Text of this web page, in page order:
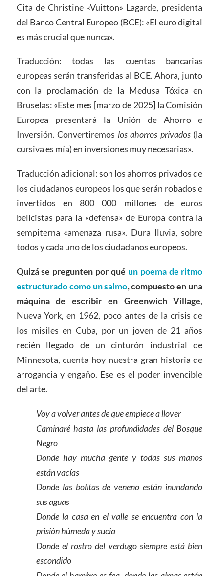
Cita de Christine «Vuitton» Lagarde, presidenta
del Banco Central Europeo (BCE): «El euro digital
es más crucial que nunca».
Traducción: todas las cuentas bancarias
europeas serán transferidas al BCE. Ahora, junto
con la proclamación de la Medusa Tóxica en
Bruselas: «Este mes [marzo de 2025] la Comisión
Europea presentará la Unión de Ahorro e
Inversión. Convertiremos los ahorros privados (la
cursiva es mía) en inversiones muy necesarias».
Traducción adicional: son los ahorros privados de
los ciudadanos europeos los que serán robados e
invertidos en 800 000 millones de euros
belicistas para la «defensa» de Europa contra la
sempiterna «amenaza rusa». Dura lluvia, sobre
todos y cada uno de los ciudadanos europeos.
Quizá se pregunten por qué un poema de ritmo
estructurado como un salmo, compuesto en una
máquina de escribir en Greenwich Village,
Nueva York, en 1962, poco antes de la crisis de
los misiles en Cuba, por un joven de 21 años
recién llegado de un cinturón industrial de
Minnesota, cuenta hoy nuestra gran historia de
arrogancia y engaño. Ese es el poder invencible
del arte.
Voy a volver antes de que empiece a llover
Caminaré hasta las profundidades del Bosque
Negro
Donde hay mucha gente y todas sus manos
están vacías
Donde las bolitas de veneno están inundando
sus aguas
Donde la casa en el valle se encuentra con la
prisión húmeda y sucia
Donde el rostro del verdugo siempre está bien
escondido